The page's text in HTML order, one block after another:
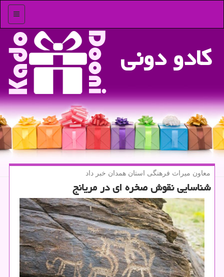
منو
كادو دونی
معاون میراث فرهنگی استان همدان خبر داد
شناسایی نقوش صخره ای در مریانج